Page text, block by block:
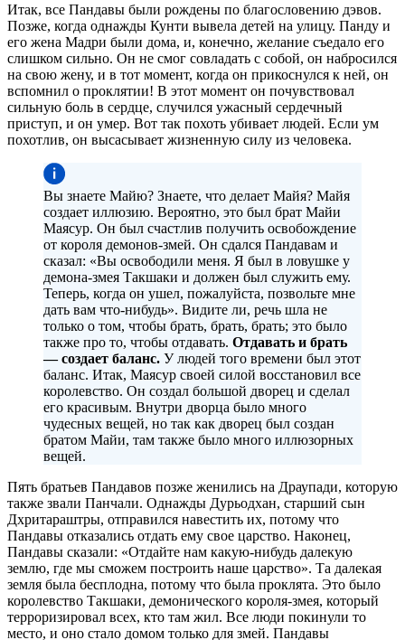
Итак, все Пандавы были рождены по благословению дэвов.
Позже, когда однажды Кунти вывела детей на улицу. Панду и
его жена Мадри были дома, и, конечно, желание съедало его
слишком сильно. Он не смог совладать с собой, он набросился
на свою жену, и в тот момент, когда он прикоснулся к ней, он
вспомнил о проклятии! В этот момент он почувствовал
сильную боль в сердце, случился ужасный сердечный
приступ, и он умер. Вот так похоть убивает людей. Если ум
похотлив, он высасывает жизненную силу из человека.
Вы знаете Майю? Знаете, что делает Майя? Майя
создает иллюзию. Вероятно, это был брат Майи
Маясур. Он был счастлив получить освобождение
от короля демонов-змей. Он сдался Пандавам и
сказал: «Вы освободили меня. Я был в ловушке у
демона-змея Такшаки и должен был служить ему.
Теперь, когда он ушел, пожалуйста, позвольте мне
дать вам что-нибудь». Видите ли, речь шла не
только о том, чтобы брать, брать, брать; это было
также про то, чтобы отдавать. Отдавать и брать
— создает баланс. У людей того времени был этот
баланс. Итак, Маясур своей силой восстановил все
королевство. Он создал большой дворец и сделал
его красивым. Внутри дворца было много
чудесных вещей, но так как дворец был создан
братом Майи, там также было много иллюзорных
вещей.
Пять братьев Пандавов позже женились на Драупади, которую
также звали Панчали. Однажды Дурьодхан, старший сын
Дхритараштры, отправился навестить их, потому что
Пандавы отказались отдать ему свое царство. Наконец,
Пандавы сказали: «Отдайте нам какую-нибудь далекую
землю, где мы сможем построить наше царство». Та далекая
земля была бесплодна, потому что была проклята. Это было
королевство Такшаки, демонического короля-змея, который
терроризировал всех, кто там жил. Все люди покинули то
место, и оно стало домом только для змей. Пандавы